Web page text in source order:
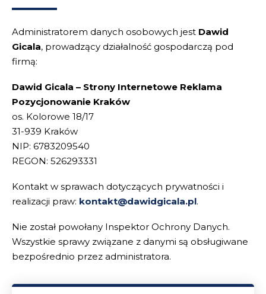
Administratorem danych osobowych jest Dawid
Gicala, prowadzący działalność gospodarczą pod
firmą:
Dawid Gicala – Strony Internetowe Reklama
Pozycjonowanie Kraków
os. Kolorowe 18/17
31-939 Kraków
NIP: 6783209540
REGON: 526293331
Kontakt w sprawach dotyczących prywatności i
realizacji praw: kontakt@dawidgicala.pl.
Nie został powołany Inspektor Ochrony Danych.
Wszystkie sprawy związane z danymi są obsługiwane
bezpośrednio przez administratora.